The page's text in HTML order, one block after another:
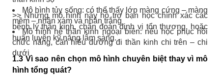
Mô hình tủy sống: có thể thấy lớp màng cứng – màng
mềm – nhân xám và nhân trắng
Mô hình hệ thần kinh ngoại biên: nếu học phục hồi
chức năng, cần hiểu đường đi thần kinh chi trên – chi
dưới
>> Những mô hình này hỗ trợ bạn học chính xác các
bệnh lý thần kinh, chẩn đoán định vị tổn thương, hoặc
huấn luyện kỹ năng lâm sàng.
1.3 Vì sao nên chọn mô hình chuyên biệt thay vì mô
hình tổng quát?